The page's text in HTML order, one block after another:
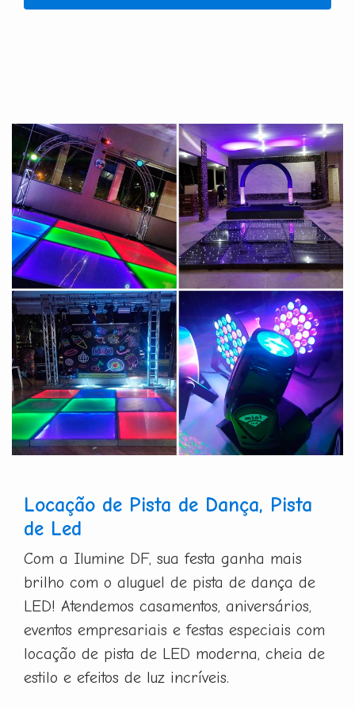
Locação de Pista de Dança, Pista
de Led
Com a Ilumine DF, sua festa ganha mais
brilho com o aluguel de pista de dança de
LED! Atendemos casamentos, aniversários,
eventos empresariais e festas especiais com
locação de pista de LED moderna, cheia de
estilo e efeitos de luz incríveis.